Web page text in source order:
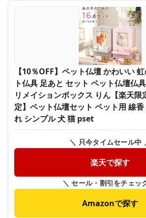
【10％OFF】ペット仏壇 かわいい
ト仏具 足あと セット ペット仏壇仏
リメイションボックス りん【楽天限
定】ペット仏壇セット ペット用 線
れ シンプル 犬 猫 pset
＼ 只今タイムセール中
楽天で探す
＼ セール・割引をチェッ
Amazonで探す